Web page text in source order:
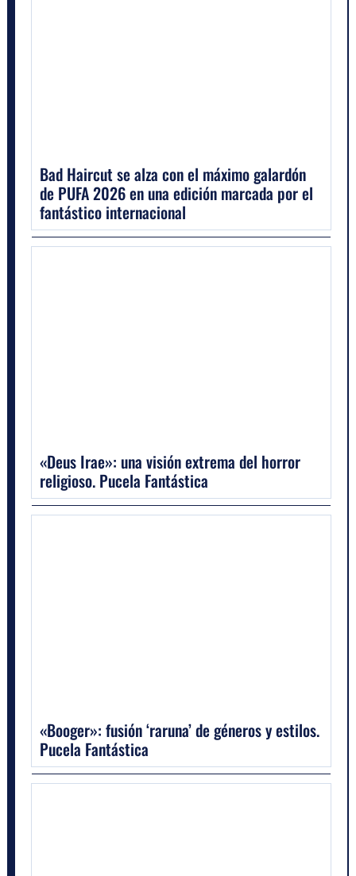
Bad Haircut se alza con el máximo galardón
de PUFA 2026 en una edición marcada por el
fantástico internacional
«Deus Irae»: una visión extrema del horror
religioso. Pucela Fantástica
«Booger»: fusión ‘raruna’ de géneros y estilos.
Pucela Fantástica